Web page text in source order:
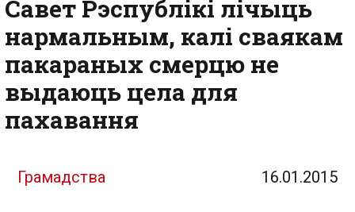
Савет Рэспублікі лічыць
нармальным, калі сваякам
пакараных смерцю не
выдаюць цела для
пахавання
Грамадства 16.01.2015